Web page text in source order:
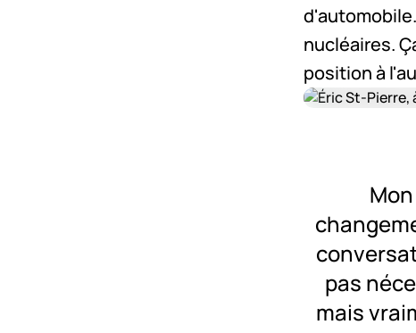
nucléaires.
position à
pas
mais